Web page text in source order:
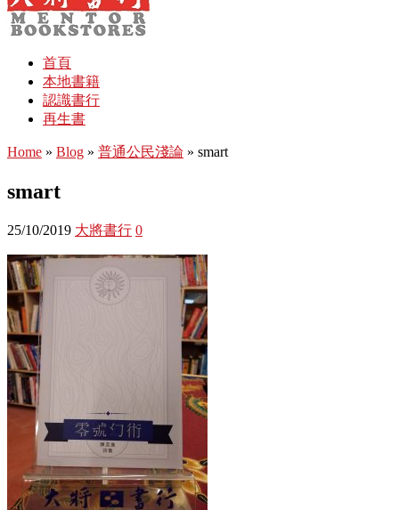
首頁
本地書籍
認識書行
再生書
Home » Blog » 普通公民淺論 » smart
smart
25/10/2019 大將書行 0